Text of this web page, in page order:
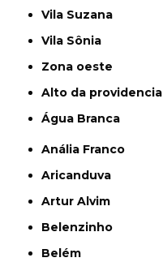
Vila Suzana
Vila Sônia
Zona oeste
alto da providencia
Água Branca
Anália Franco
Aricanduva
Artur Alvim
Belenzinho
Belém